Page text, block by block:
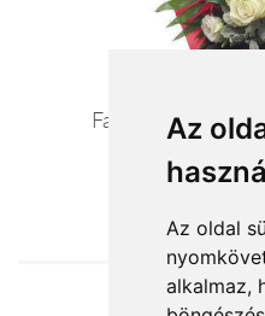
Az
Az oldal
alkalmaz,
Fantázia - vörös/
24